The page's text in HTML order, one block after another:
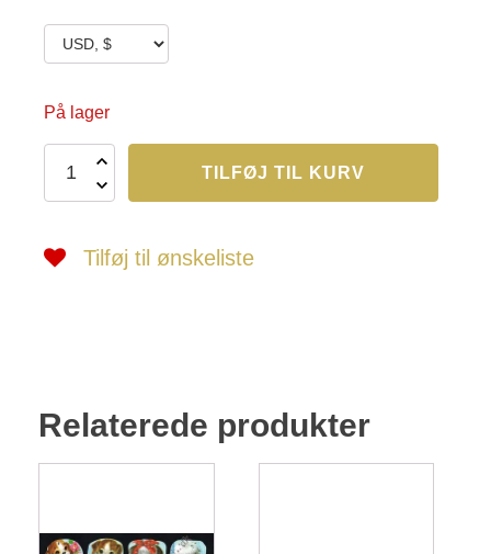
På lager
antal
TILFØJ TIL KURV
Tilføj til ønskeliste
Relaterede produkter